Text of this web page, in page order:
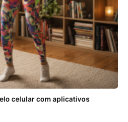
celular com aplicativos